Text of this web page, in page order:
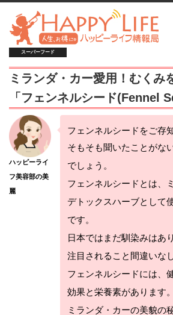
スーパーフード
ミランダ・カー愛用！むくみ
「フェンネルシード(Fennel
ハッピーライ
フ美容部の美
麗
フェンネルシードをご存
そもそも聞いたことがな
でしょう。
フェンネルシードとは、
デトックスハーブとして
です。
日本ではまだ馴染みはあ
注目されること間違いな
フェンネルシードには、
効果と栄養素があります。
ミランダ・カーの美貌の